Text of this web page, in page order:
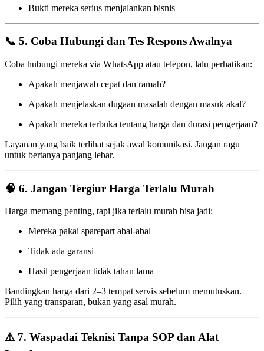
Bukti mereka serius menjalankan bisnis
📞 5. Coba Hubungi dan Tes Respons Awalnya
Coba hubungi mereka via WhatsApp atau telepon, lalu perhatikan:
Apakah menjawab cepat dan ramah?
Apakah menjelaskan dugaan masalah dengan masuk akal?
Apakah mereka terbuka tentang harga dan durasi pengerjaan?
Layanan yang baik terlihat sejak awal komunikasi. Jangan ragu
untuk bertanya panjang lebar.
🧠 6. Jangan Tergiur Harga Terlalu Murah
Harga memang penting, tapi jika terlalu murah bisa jadi:
Mereka pakai sparepart abal-abal
Tidak ada garansi
Hasil pengerjaan tidak tahan lama
Bandingkan harga dari 2–3 tempat servis sebelum memutuskan.
Pilih yang transparan, bukan yang asal murah.
⚠️ 7. Waspadai Teknisi Tanpa SOP dan Alat